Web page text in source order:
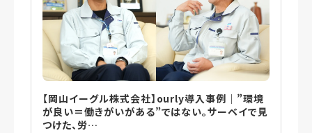
【岡山イーグル株式会社】ourly導入事例｜”環境
が良い＝働きがいがある”ではない。サーベイで見
つけた、労…